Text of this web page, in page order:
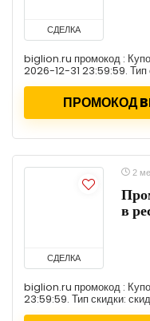
СДЕЛКА
biglion.ru промокод :
2026-12-31 23:59:59. Тип
ПРОМОКОД
СДЕЛКА
2
в
biglion.ru промокод :
23:59:59. Тип скидки: